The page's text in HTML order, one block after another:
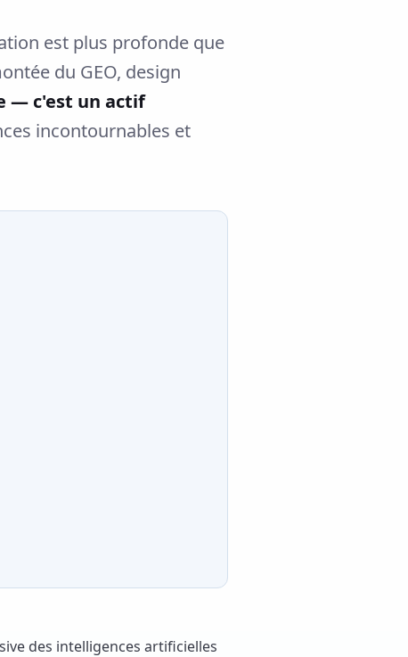
est plus profonde que
du GEO, design
— c'est un actif
incontournables et
des intelligences artificielles